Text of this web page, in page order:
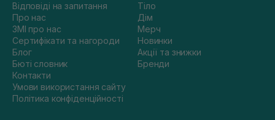
Відповіді на запитання
Про нас
ЗМІ про нас
Сертифікати та нагороди
Блог
Бюті словник
Контакти
Умови використання сайту
Політика конфіденційності
Тіло
Дім
Мерч
Новинки
Акції та знижки
Бренди